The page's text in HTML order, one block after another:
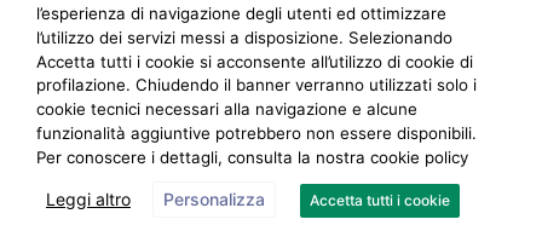
Note legali
Social Media Policy
l’esperienza di navigazione degli utenti ed ottimizzare
l’utilizzo dei servizi messi a disposizione. Selezionando
Accetta tutti i cookie si acconsente all’utilizzo di cookie di
profilazione. Chiudendo il banner verranno utilizzati solo i
cookie tecnici necessari alla navigazione e alcune
funzionalità aggiuntive potrebbero non essere disponibili.
Per conoscere i dettagli, consulta la nostra cookie policy
Leggi altro Personalizza Accetta tutti i cookie